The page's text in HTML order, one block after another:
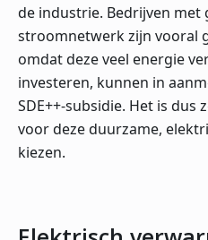
de industrie. Bedrijven met
stroomnetwerk zijn vooral
omdat deze veel energie
investeren, kunnen in
SDE++-subsidie. Het is dus
voor deze duurzame,
kiezen.